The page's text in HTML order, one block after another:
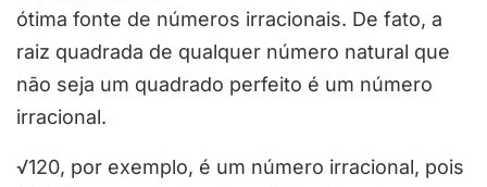
ótima fonte de números irracionais. De fato, a
raiz quadrada de qualquer número natural que
não seja um quadrado perfeito é um número
irracional.
√120, por exemplo, é um número irracional, pois